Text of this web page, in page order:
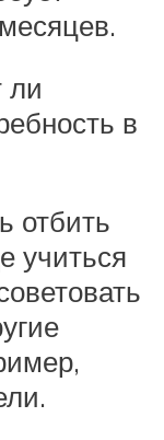
ли
в
отбить
учиться